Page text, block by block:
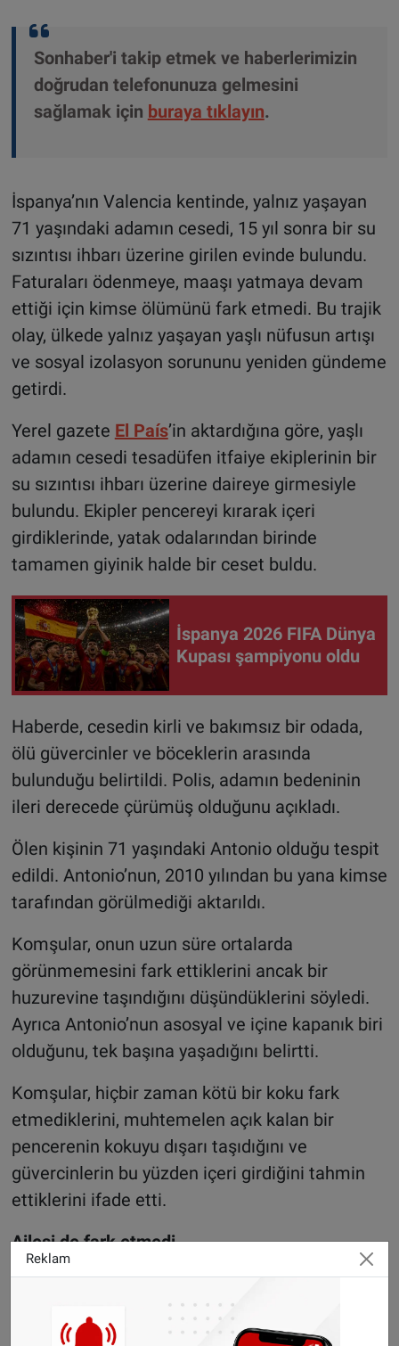
Sonhaber'i takip etmek ve haberlerimizin
doğrudan telefonunuza gelmesini
sağlamak için buraya tıklayın.
İspanya’nın Valencia kentinde, yalnız yaşayan
71 yaşındaki adamın cesedi, 15 yıl sonra bir su
sızıntısı ihbarı üzerine girilen evinde bulundu.
Faturaları ödenmeye, maaşı yatmaya devam
ettiği için kimse ölümünü fark etmedi. Bu trajik
olay, ülkede yalnız yaşayan yaşlı nüfusun artışı
ve sosyal izolasyon sorununu yeniden gündeme
getirdi.
Yerel gazete El País’in aktardığına göre, yaşlı
adamın cesedi tesadüfen itfaiye ekiplerinin bir
su sızıntısı ihbarı üzerine daireye girmesiyle
bulundu. Ekipler pencereyi kırarak içeri
girdiklerinde, yatak odalarından birinde
tamamen giyinik halde bir ceset buldu.
İspanya 2026 FIFA Dünya
Kupası şampiyonu oldu
Haberde, cesedin kirli ve bakımsız bir odada,
ölü güvercinler ve böceklerin arasında
bulunduğu belirtildi. Polis, adamın bedeninin
ileri derecede çürümüş olduğunu açıkladı.
Ölen kişinin 71 yaşındaki Antonio olduğu tespit
edildi. Antonio’nun, 2010 yılından bu yana kimse
tarafından görülmediği aktarıldı.
Komşular, onun uzun süre ortalarda
görünmemesini fark ettiklerini ancak bir
huzurevine taşındığını düşündüklerini söyledi.
Ayrıca Antonio’nun asosyal ve içine kapanık biri
olduğunu, tek başına yaşadığını belirtti.
Komşular, hiçbir zaman kötü bir koku fark
etmediklerini, muhtemelen açık kalan bir
pencerenin kokuyu dışarı taşıdığını ve
güvercinlerin bu yüzden içeri girdiğini tahmin
ettiklerini ifade etti.
Ailesi de fark etmedi
Yerel gazete
’ın haberine göre,
ailesiyle bağı tamamen kopmuştu. Bu nedenle
Reklam